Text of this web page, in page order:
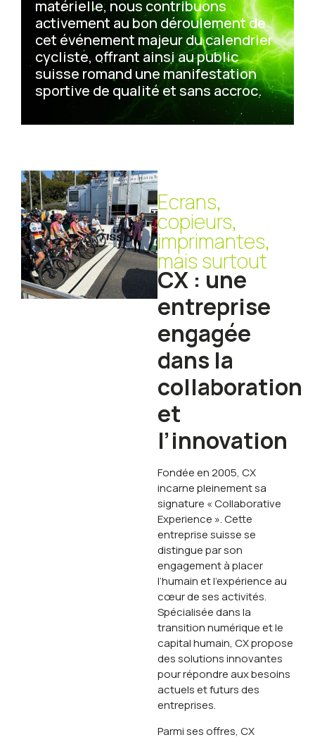
matérielle, nous contribuons
activement au bon déroulement de
cet événement majeur du calendrier
cycliste, offrant ainsi au public
suisse romand une manifestation
sportive de qualité et sans accroc.
Ecrans,
copieurs,
imprimantes,
mais surtout
CX : une
entreprise
engagée
dans la
collaboration
et
l’innovation
Fondée en 2005, CX
incarne pleinement sa
signature « Collaborative
Experience ». Cette
entreprise suisse se
distingue par son
engagement à placer
l’humain et l’expérience au
cœur de ses activités.
Spécialisée dans la
transition numérique et le
capital humain, CX propose
des solutions innovantes
pour répondre aux besoins
actuels et futurs des
entreprises.
Parmi ses offres, CX